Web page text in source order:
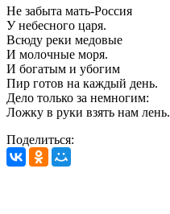
Не забыта мать-Россия
У небесного царя.
Всюду реки медовые
И молочные моря.
И богатым и убогим
Пир готов на каждый день.
Дело только за немногим:
Ложку в руки взять нам лень.
Поделиться: